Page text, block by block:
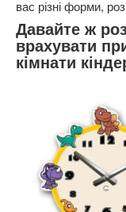
вас різні форми,
Давайте ж
врахувати
кімнати